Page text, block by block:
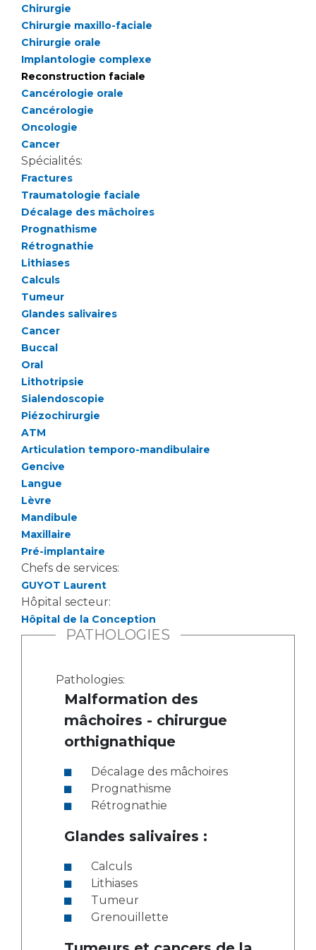
Qualité
Nos indicateurs qualité et de sécurité des soins
Protection des données
Sécurité
Les recherches en santé à l’AP-HM
Lieu de santé sans tabac
Liste des marchés conclus
Documents utiles
Chirurgie
Chirurgie maxillo-faciale
Chirurgie orale
Implantologie complexe
Reconstruction faciale
Cancérologie orale
Cancérologie
Oncologie
Cancer
Spécialités:
Fractures
Traumatologie faciale
Décalage des mâchoires
Prognathisme
Rétrognathie
Lithiases
Calculs
Tumeur
Glandes salivaires
Cancer
Buccal
Oral
Lithotripsie
Sialendoscopie
Piézochirurgie
ATM
Articulation temporo-mandibulaire
Gencive
Langue
Lèvre
Mandibule
Maxillaire
Pré-implantaire
Chefs de services:
GUYOT Laurent
Hôpital secteur:
Hôpital de la Conception
PATHOLOGIES
Pathologies:
Malformation des
mâchoires - chirurgue
orthignathique
Décalage des mâchoires
Prognathisme
Rétrognathie
Glandes salivaires :
Calculs
Lithiases
Tumeur
Grenouillette